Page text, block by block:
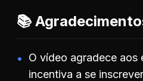
📚
O vídeo agradece aos
incentiva a se